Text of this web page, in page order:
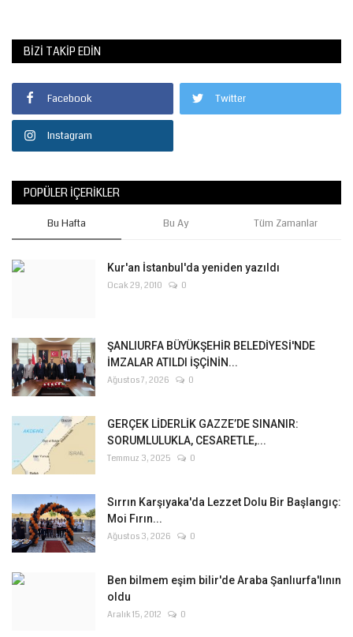
BIZI TAKIP EDIN
Facebook Twitter
Instagram
POPÜLER İÇERIKLER
Bu Hafta Bu Ay Tüm Zamanlar
Kur'an İstanbul'da yeniden yazıldı
Ocak 29, 2010 0
ŞANLIURFA BÜYÜKŞEHİR BELEDİYESİ'NDE
İMZALAR ATILDI İŞÇİNİN...
Ağustos 7, 2026 0
GERÇEK LİDERLİK GAZZE’DE SINANIR:
SORUMLULUKLA, CESARETLE,...
Temmuz 3, 2025 0
Sırrın Karşıyaka'da Lezzet Dolu Bir Başlangıç:
Moi Fırın...
Ağustos 3, 2026 0
Ben bilmem eşim bilir'de Araba Şanlıurfa'lının
oldu
Aralık 15, 2012 0